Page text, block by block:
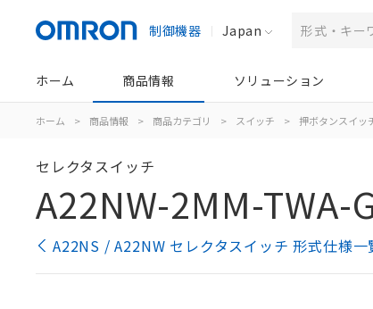
制御機器 Japan
ホーム 商品情報 ソリューション
ホーム > 商品情報 > 商品カテゴリ > スイッチ > 押ボタンスイッ
セレクタスイッチ
A22NW-2MM-TWA-
A22NS / A22NW セレクタスイッチ 形式仕様一